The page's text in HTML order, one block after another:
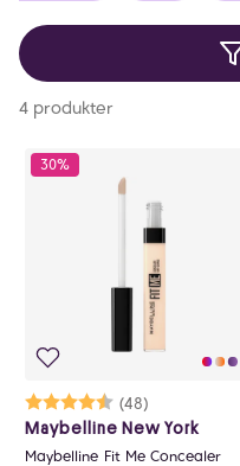
4 produkter
30%
Karakter:
(48)
4.4 av 5 mulige
Maybelline New York
Maybelline Fit Me Concealer